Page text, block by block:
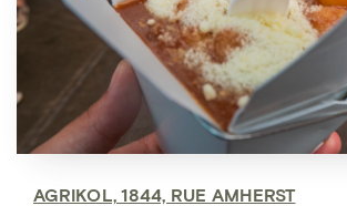
AGRIKOL, 1844, RUE AMHERST